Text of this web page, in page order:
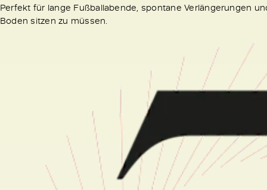
Perfekt für lange Fußballabende, spontane Verlängerungen
Boden sitzen zu müssen.